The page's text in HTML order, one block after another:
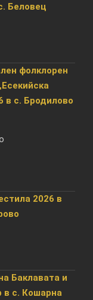
Беловец
фолклорен
в с. Бродилово
2026 в
Баклавата и
в с. Кошарна